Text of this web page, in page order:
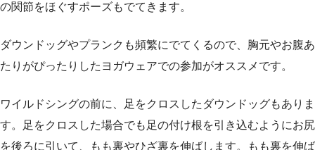
の関節をほぐすポーズもでてきます。
ダウンドッグやプランクも頻繁にでてくるので、胸元やお腹あ
たりがぴったりしたヨガウェアでの参加がオススメです。
ワイルドシングの前に、足をクロスしたダウンドッグもありま
す。足をクロスした場合でも足の付け根を引き込むようにお尻
を後ろに引いて、もも裏やひざ裏を伸ばします。もも裏を伸ば